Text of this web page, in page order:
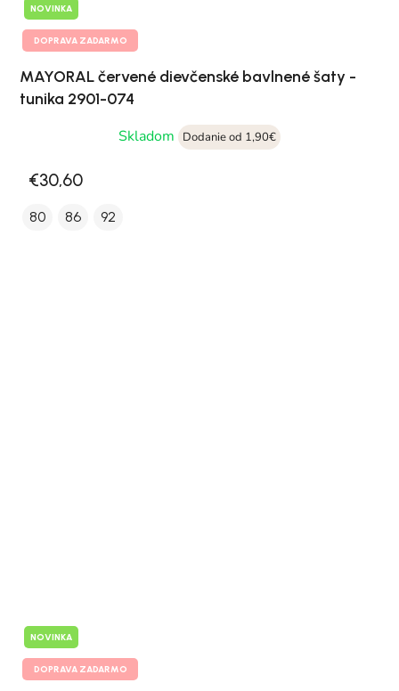
NOVINKA
DOPRAVA ZADARMO
MAYORAL červené dievčenské bavlnené šaty -
tunika 2901-074
Skladom
Dodanie od 1,90€
€30,60
80 86 92
NOVINKA
DOPRAVA ZADARMO